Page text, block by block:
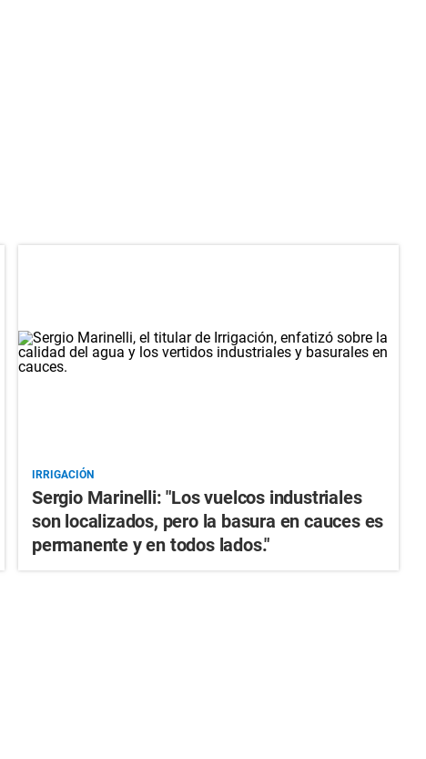
IRRIGACIÓN
Sergio Marinelli: "Los vuelcos industriales
son localizados, pero la basura en cauces es
permanente y en todos lados."